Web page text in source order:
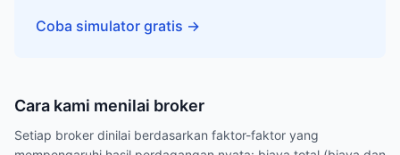
Coba simulator gratis →
Cara kami menilai broker
Setiap broker dinilai berdasarkan faktor-faktor yang